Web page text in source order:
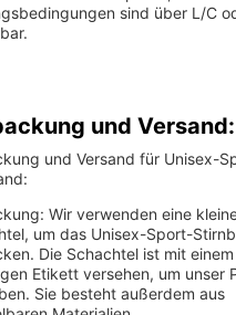
sind über L/C
und Versand:
und Versand für Unisex-
Wir verwenden eine
um das Unisex-Sport-
Die Schachtel ist mit
Etikett versehen, um unser
Sie besteht außerdem aus